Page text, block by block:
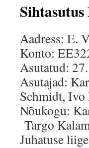
Aadress: E.
Konto:
Asutatud:
Asutajad:
Schmidt, Ivo
Nõukogu:
Targo
Juhatuse